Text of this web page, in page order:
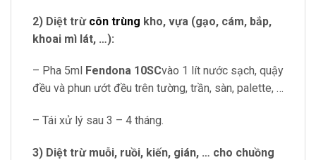
2) Diệt trừ côn trùng kho, vựa (gạo, cám, bắp,
khoai mì lát, …):
– Pha 5ml Fendona 10SCvào 1 lít nước sạch, quậy
đều và phun ướt đều trên tường, trần, sàn, palette, …
– Tái xử lý sau 3 – 4 tháng.
3) Diệt trừ muỗi, ruồi, kiến, gián, … cho chuồng